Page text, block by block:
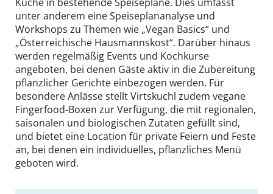
unter anderem eine Speiseplananalyse und
Workshops zu Themen wie „Vegan Basics“ und
„Österreichische Hausmannskost“. Darüber hinaus
werden regelmäßig Events und Kochkurse
angeboten, bei denen Gäste aktiv in die Zubereitung
pflanzlicher Gerichte einbezogen werden. Für
besondere Anlässe stellt Virtskuchl zudem vegane
Fingerfood-Boxen zur Verfügung, die mit regionalen,
saisonalen und biologischen Zutaten gefüllt sind,
und bietet eine Location für private Feiern und Feste
an, bei denen ein individuelles, pflanzliches Menü
geboten wird.